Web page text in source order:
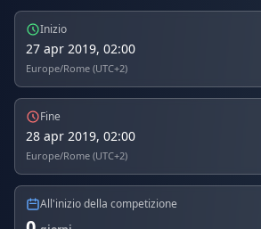
Inizio
27 apr 2019, 02:00
Europe/Rome (UTC+2)
Fine
28 apr 2019, 02:00
Europe/Rome (UTC+2)
All'inizio della competizione